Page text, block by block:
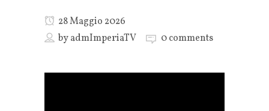
28 Maggio 2026
byadmImperiaTV 0 comments